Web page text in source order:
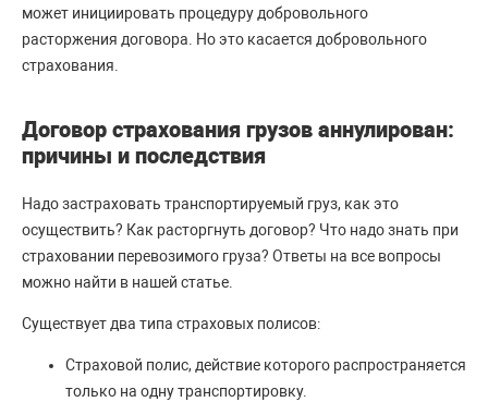
может инициировать процедуру добровольного
расторжения договора. Но это касается добровольного
страхования.
Договор страхования грузов аннулирован:
причины и последствия
Надо застраховать транспортируемый груз, как это
осуществить? Как расторгнуть договор? Что надо знать при
страховании перевозимого груза? Ответы на все вопросы
можно найти в нашей статье.
Существует два типа страховых полисов:
Страховой полис, действие которого распространяется
только на одну транспортировку.